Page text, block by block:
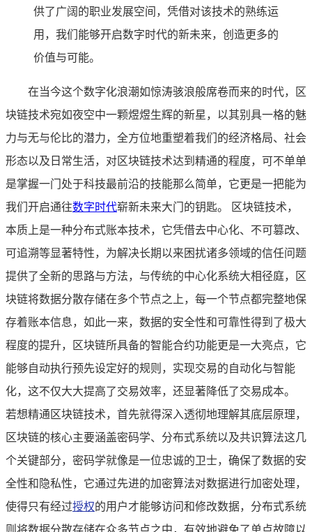
供了广阔的职业发展空间，凭借对该技术的熟练运
用，我们能够开启数字时代的新未来，创造更多的
价值与可能。
在当今这个数字化浪潮如惊涛骇浪般席卷而来的时代，区
块链技术宛如夜空中一颗煜煜生辉的新星，以其别具一格的魅
力与无与伦比的潜力，全方位地重塑着我们的经济格局、社会
形态以及日常生活，对区块链技术达到精通的程度，可不单单
是掌握一门处于科技最前沿的技能那么简单，它更是一把能为
我们开启通往数字时代崭新未来大门的钥匙。 区块链技术，
本质上是一种分布式账本技术，它凭借去中心化、不可篡改、
可追溯等显著特性，为解决长期以来困扰诸多领域的信任问题
提供了全新的思路与方法，与传统的中心化系统大相径庭，区
块链将数据分散存储在多个节点之上，每一个节点都完整地保
存着账本信息，如此一来，数据的安全性和可靠性得到了极大
程度的提升，区块链所具备的智能合约功能更是一大亮点，它
能够自动执行预先设定好的规则，实现交易的自动化与智能
化，这不仅大大提高了交易效率，还显著降低了交易成本。
若想精通区块链技术，首先就得深入透彻地理解其底层原理，
区块链的核心主要涵盖密码学、分布式系统以及共识算法这几
个关键部分，密码学就像是一位忠诚的卫士，确保了数据的安
全性和隐私性，它通过先进的加密算法对数据进行加密处理，
使得只有经过授权的用户才能够访问和修改数据，分布式系统
则将数据分散存储在众多节点之中，有效地避免了单点故障以